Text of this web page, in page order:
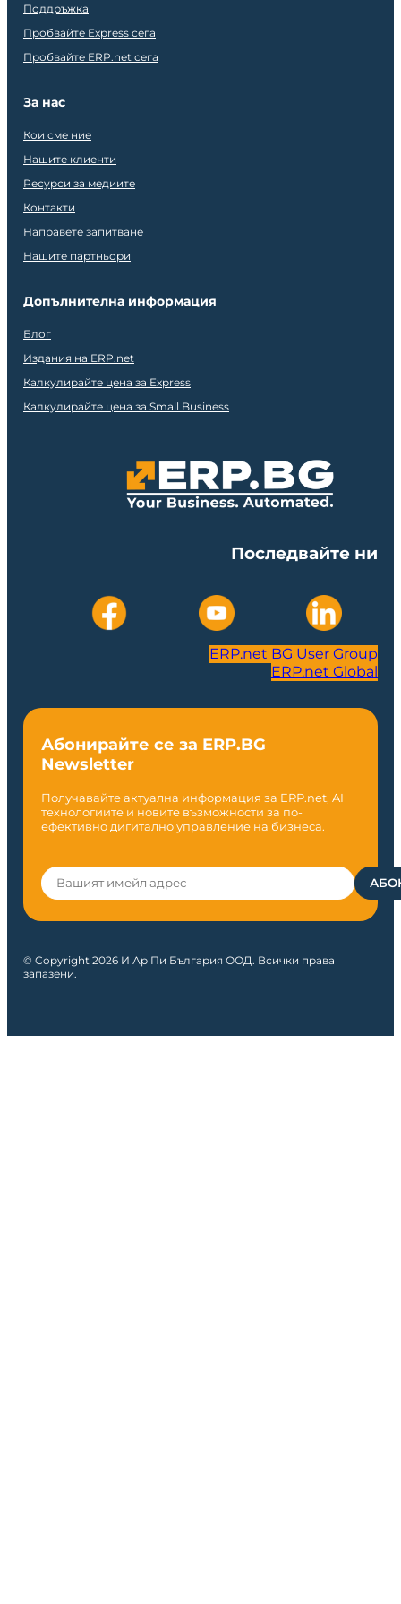
Поддръжка
Пробвайте Express сега
Пробвайте ERP.net сега
За нас
Кои сме ние
Нашите клиенти
Ресурси за медиите
Контакти
Направете запитване
Нашите партньори
Допълнителна информация
Блог
Издания на ERP.net
Калкулирайте цена за Express
Калкулирайте цена за Small Business
Последвайте ни
ERP.net BG User Group
ERP.net Global
Абонирайте се за ERP.BG
Newsletter
Получавайте актуална информация за ERP.net, AI
технологиите и новите възможности за по-
ефективно дигитално управление на бизнеса.
© Copyright 2026 И Ар Пи България ООД. Всички права
запазени.